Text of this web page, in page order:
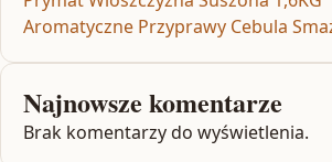
Aromatyczne Przyprawy Cebula
Najnowsze komentarze
Brak komentarzy do wyświetlenia.